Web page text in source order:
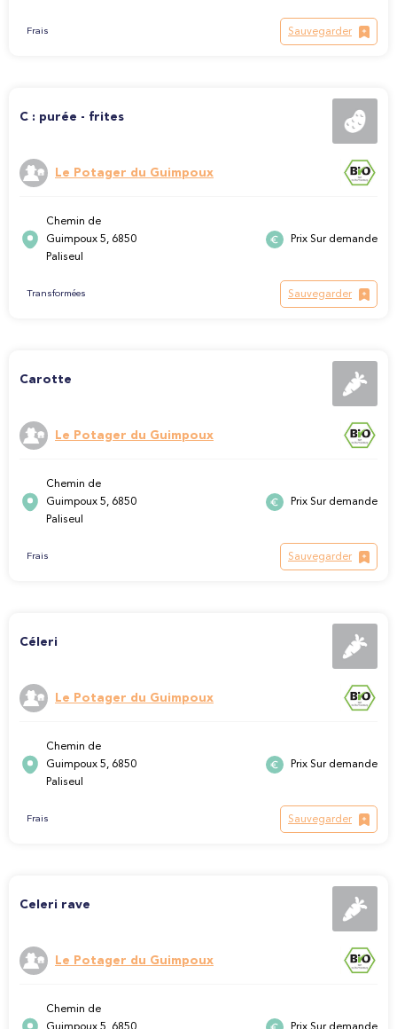
Frais Sauvegarder
C : purée - frites
Le Potager du Guimpoux
Chemin de
Guimpoux 5, 6850
Paliseul
Prix Sur demande
Transformées Sauvegarder
Carotte
Le Potager du Guimpoux
Chemin de
Guimpoux 5, 6850
Paliseul
Prix Sur demande
Frais Sauvegarder
Céleri
Le Potager du Guimpoux
Chemin de
Guimpoux 5, 6850
Paliseul
Prix Sur demande
Frais Sauvegarder
Celeri rave
Le Potager du Guimpoux
Chemin de